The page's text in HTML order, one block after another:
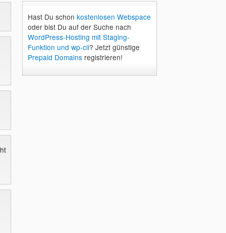
Hast Du schon kostenlosen Webspace
oder bist Du auf der Suche nach
WordPress-Hosting mit Staging-
Funktion und wp-cli? Jetzt günstige
Prepaid Domainsregistrieren!